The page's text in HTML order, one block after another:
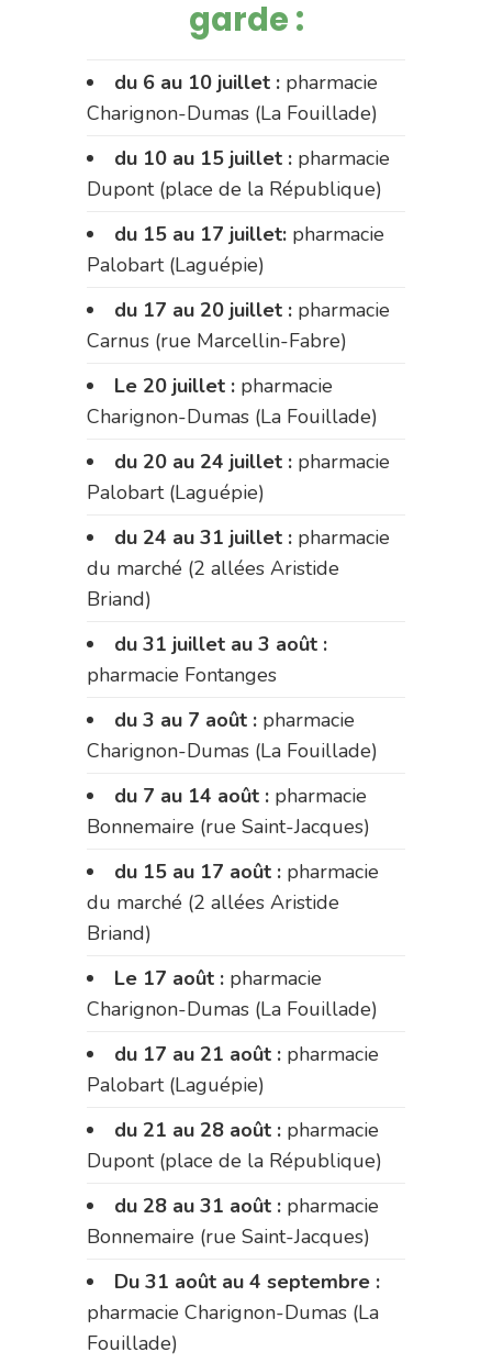
garde :
du 6 au 10 juillet : pharmacie
Charignon-Dumas (La Fouillade)
du 10 au 15 juillet : pharmacie
Dupont (place de la République)
du 15 au 17 juillet: pharmacie
Palobart (Laguépie)
du 17 au 20 juillet : pharmacie
Carnus (rue Marcellin-Fabre)
Le 20 juillet : pharmacie
Charignon-Dumas (La Fouillade)
du 20 au 24 juillet : pharmacie
Palobart (Laguépie)
du 24 au 31 juillet : pharmacie
du marché (2 allées Aristide
Briand)
du 31 juillet au 3 août :
pharmacie Fontanges
du 3 au 7 août : pharmacie
Charignon-Dumas (La Fouillade)
du 7 au 14 août : pharmacie
Bonnemaire (rue Saint-Jacques)
du 15 au 17 août : pharmacie
du marché (2 allées Aristide
Briand)
Le 17 août : pharmacie
Charignon-Dumas (La Fouillade)
du 17 au 21 août : pharmacie
Palobart (Laguépie)
du 21 au 28 août : pharmacie
Dupont (place de la République)
du 28 au 31 août : pharmacie
Bonnemaire (rue Saint-Jacques)
Du 31 août au 4 septembre :
pharmacie Charignon-Dumas (La
Fouillade)